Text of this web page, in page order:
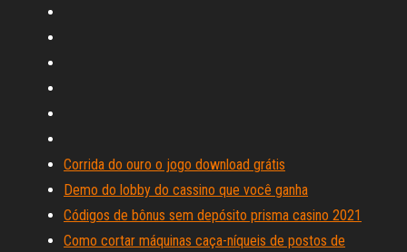
Corrida do ouro o jogo download grátis
Demo do lobby do cassino que você ganha
Códigos de bônus sem depósito prisma casino 2021
Como cortar máquinas caça-níqueis de postos de